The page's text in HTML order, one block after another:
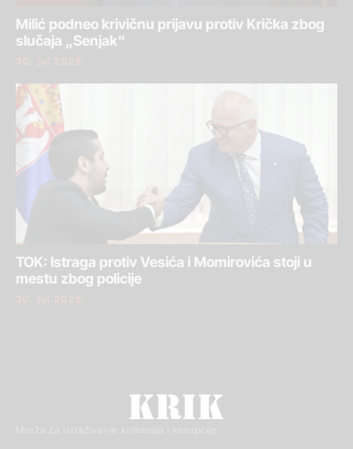
Milić podneo krivičnu prijavu protiv Krička zbog
slučaja „Senjak“
30. jul 2026.
TOK: Istraga protiv Vesića i Momirovića stoji u
mestu zbog policije
30. jul 2026.
Mreža za istraživanje kriminala i korupcije